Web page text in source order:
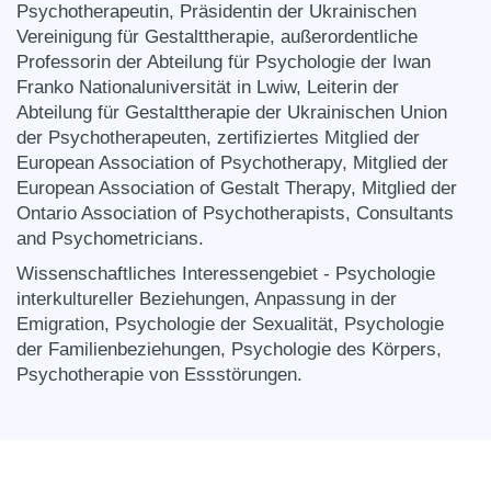
Psychotherapeutin, Präsidentin der Ukrainischen
Vereinigung für Gestalttherapie, außerordentliche
Professorin der Abteilung für Psychologie der Iwan
Franko Nationaluniversität in Lwiw, Leiterin der
Abteilung für Gestalttherapie der Ukrainischen Union
der Psychotherapeuten, zertifiziertes Mitglied der
European Association of Psychotherapy, Mitglied der
European Association of Gestalt Therapy, Mitglied der
Ontario Association of Psychotherapists, Consultants
and Psychometricians.
Wissenschaftliches Interessengebiet - Psychologie
interkultureller Beziehungen, Anpassung in der
Emigration, Psychologie der Sexualität, Psychologie
der Familienbeziehungen, Psychologie des Körpers,
Psychotherapie von Essstörungen.